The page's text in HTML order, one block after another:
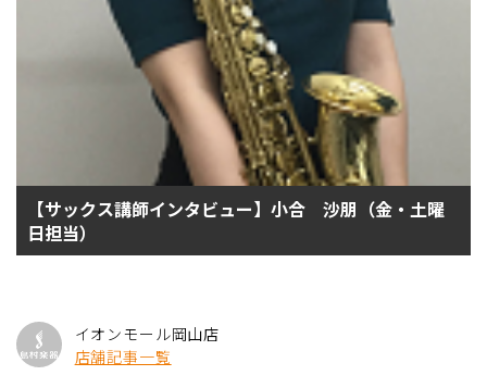
【サックス講師インタビュー】小合 沙朋（金・土曜
日担当）
イオンモール岡山店
店舗記事一覧